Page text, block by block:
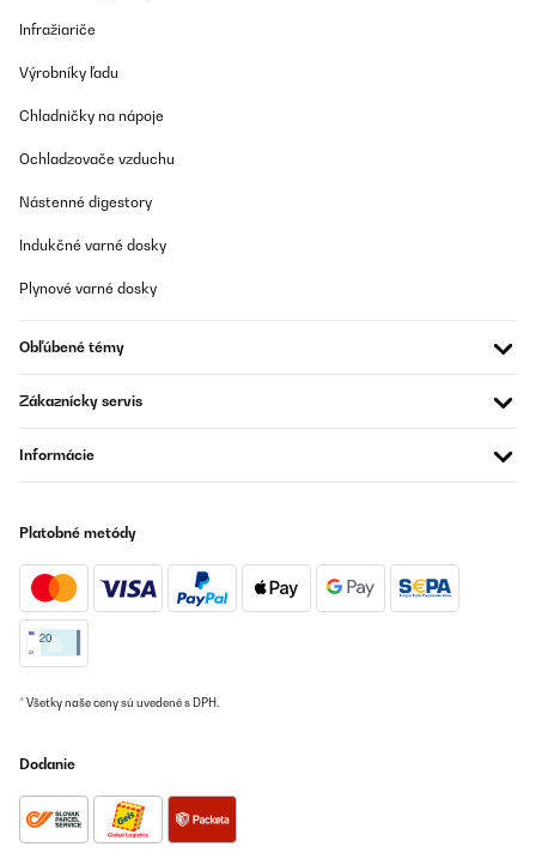
Infražiariče
Výrobníky ľadu
Chladničky na nápoje
Ochladzovače vzduchu
Nástenné digestory
Indukčné varné dosky
Plynové varné dosky
Obľúbené témy
Zákaznícky servis
Informácie
Platobné metódy
* Všetky naše ceny sú uvedené s DPH.
Dodanie